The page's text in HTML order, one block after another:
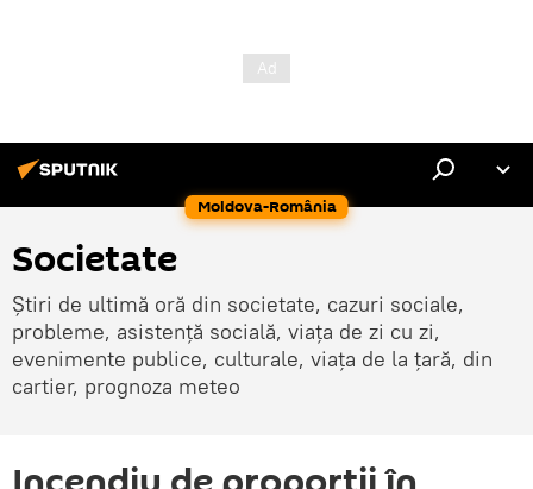
Moldova-România
Societate
Știri de ultimă oră din societate, cazuri sociale,
probleme, asistență socială, viața de zi cu zi,
evenimente publice, culturale, viața de la țară, din
cartier, prognoza meteo